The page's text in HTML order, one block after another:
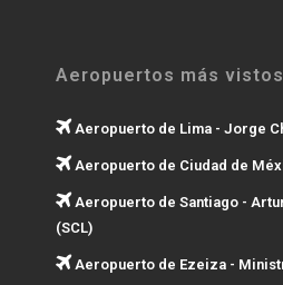
Aeropuertos más vistos
Aeropuerto de Lima - Jorge
Aeropuerto de Ciudad de
Aeropuerto de Santiago -
(SCL)
Aeropuerto de Ezeiza -